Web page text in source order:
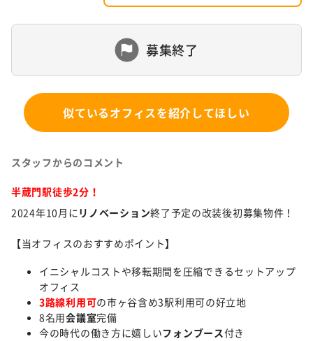
募集終了
似ているオフィスを紹介してほしい
スタッフからのコメント
半蔵門駅徒歩2分！
2024年10月にリノベーション終了予定の改装後初募集物件！
【当オフィスのおすすめポイント】
イニシャルコストや移転期間を圧縮できるセットアップ
オフィス
3路線利用可の市ヶ谷含め3駅利用可の好立地
8名用会議室完備
今の時代の働き方に嬉しいフォンブース付き